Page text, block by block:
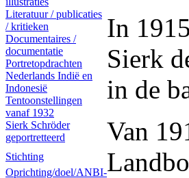
Literatuur / publicaties
/ kritieken
Documentaires /
documentatie
Portretopdrachten
Nederlands Indië en
Indonesië
Tentoonstellingen
vanaf 1932
Sierk Schröder
geportretteerd
Stichting
Oprichting/doel/ANBI-
In
Sierk
in de
Van